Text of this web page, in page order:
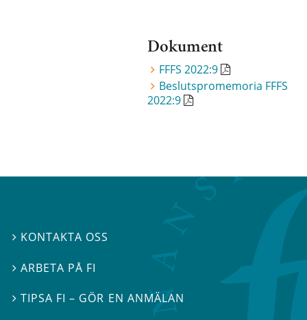
Dokument
FFFS 2022:9
Beslutspromemoria FFFS
2022:9
 KONTAKTA OSS
 ARBETA PÅ FI
TIPSA FI – GÖR EN ANMÄLAN